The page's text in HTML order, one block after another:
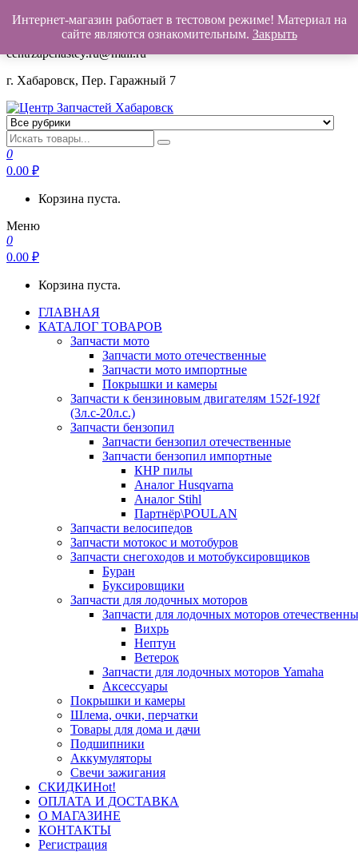
+7(962)503-00-25
centrzapchastey.ru@mail.ru
г. Хабаровск, Пер. Гаражный 7
Центр Запчастей Хабаровск
Запчасти для авто,
мото,бензопил,велосипедов,снегоходов,бензопил и т.д.
Хабаровск
0
0.00 ₽
Корзина пуста.
Меню
0
0.00 ₽
Корзина пуста.
ГЛАВНАЯ
КАТАЛОГ ТОВАРОВ
Запчасти мото
Запчасти мото отечественные
Запчасти мото импортные
Покрышки и камеры
Запчасти к бензиновым двигателям 152f-192f
(3л.с-20л.с.)
Запчасти бензопил
Запчасти бензопил отечественные
Запчасти бензопил импортные
КНР пилы
Аналог Husqvarna
Аналог Stihl
Партнёр\POULAN
Запчасти велосипедов
Запчасти мотокос и мотобуров
Запчасти снегоходов и мотобуксировщиков
Буран
Буксировщики
Запчасти для лодочных моторов
Запчасти для лодочных моторов
Вихрь
Нептун
Ветерок
Запчасти для лодочных моторов Yamaha
Аксессуары
Покрышки и камеры
Шлема, очки, перчатки
Товары для дома и дачи
Подшипники
Аккумуляторы
Свечи зажигания
СКИДКИHot!
ОПЛАТА И ДОСТАВКА
О МАГАЗИНЕ
КОНТАКТЫ
Регистрация
Интернет-магазин работает в тестовом режиме! Материал на
сайте являются ознакомительным. Закрыть